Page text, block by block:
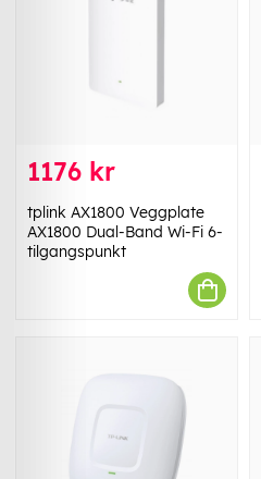
1176 kr
tplink AX1800 Veggplate
AX1800 Dual-Band Wi-Fi 6-
tilgangspunkt